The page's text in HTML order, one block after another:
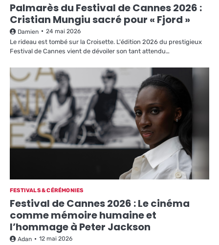
Palmarès du Festival de Cannes 2026 :
Cristian Mungiu sacré pour « Fjord »
Damien 24 mai 2026
Le rideau est tombé sur la Croisette. L'édition 2026 du prestigieux
Festival de Cannes vient de dévoiler son tant attendu…
FESTIVALS & CÉRÉMONIES
Festival de Cannes 2026 : Le cinéma
comme mémoire humaine et
l’hommage à Peter Jackson
Adan 12 mai 2026